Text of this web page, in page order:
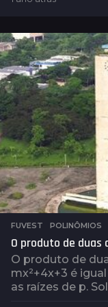
o
a
t
r
á
s
FUVEST ,POLINÔMIOS
O produto de duas
O produto de
mx²+4x+3 é
as raízes de p.